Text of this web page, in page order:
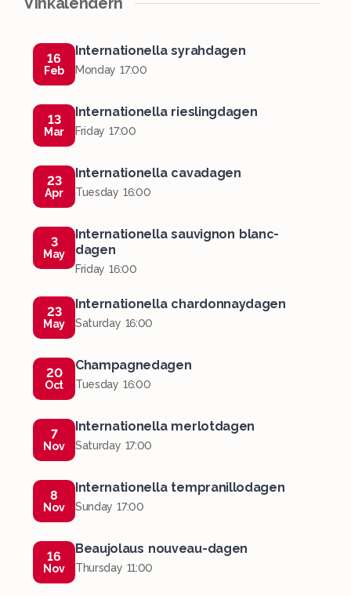
16
Feb
Internationella syrahdagen
Monday 17:00
13
Mar
Internationella rieslingdagen
Friday 17:00
23
Apr
Internationella cavadagen
Tuesday 16:00
3
May
Internationella sauvignon blanc-
dagen
Friday 16:00
23
May
Internationella chardonnaydagen
Saturday 16:00
20
Oct
Champagnedagen
Tuesday 16:00
7
Nov
Internationella merlotdagen
Saturday 17:00
8
Nov
Internationella tempranillodagen
Sunday 17:00
16
Nov
Beaujolaus nouveau-dagen
Thursday 11:00